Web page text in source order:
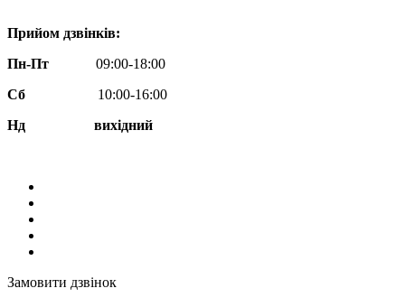
Прийом дзвінків:
Пн-Пт
09:00-18:00
Сб
10:00-16:00
Нд вихідний
Замовити дзвінок